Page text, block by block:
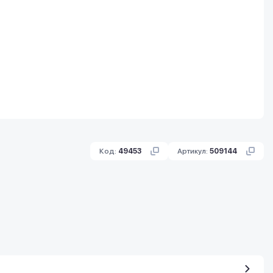
Код: 49453 Артикул: 509144